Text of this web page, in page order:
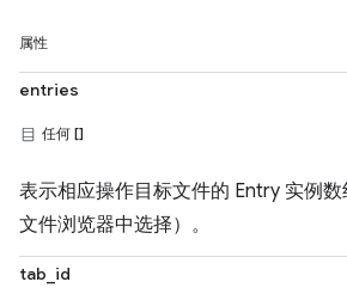
属性
entries
任何 []
表示相应操作目标文件的 Entry 实例
文件浏览器中选择）。
tab_id